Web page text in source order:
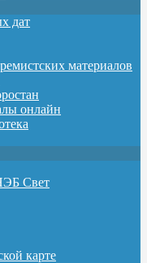
дат
материалов
онлайн
Свет
карте